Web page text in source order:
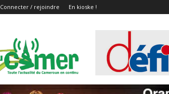
Connecter / rejoindre En kioske !